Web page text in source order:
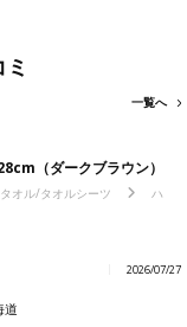
一覧へ
（ダークブラウン）
オル/タオルシーツ
ハ
2026/07/27
道